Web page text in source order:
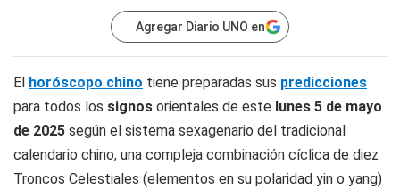
Agregar Diario UNO en
El horóscopo chino tiene preparadas sus predicciones
para todos los signos orientales de este lunes 5 de mayo
de 2025 según el sistema sexagenario del tradicional
calendario chino, una compleja combinación cíclica de diez
Troncos Celestiales (elementos en su polaridad yin o yang)